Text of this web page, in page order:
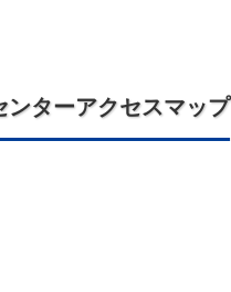
ンターアクセスマップ